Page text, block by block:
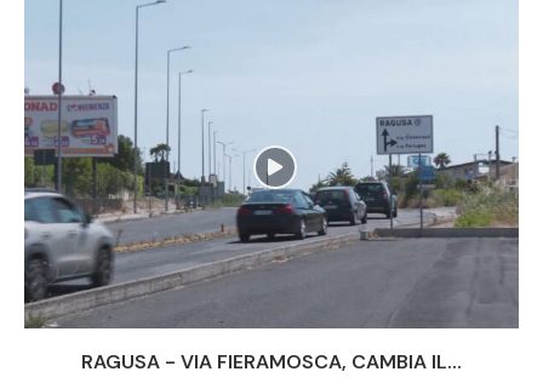
RAGUSA - VIA FIERAMOSCA, CAMBIA IL...